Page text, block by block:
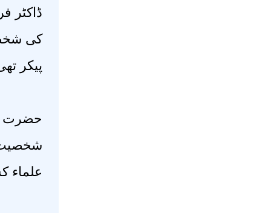
ڈاکٹر
کی
پیکر
حضرت
شخصیت
علماء